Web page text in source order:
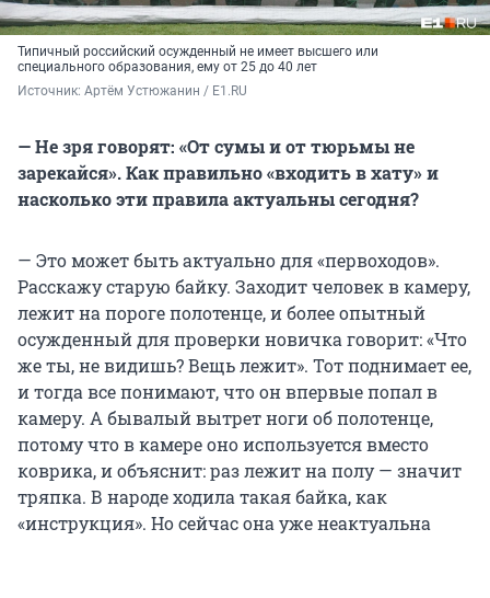
Типичный российский осужденный не имеет высшего или
специального образования, ему от 25 до 40 лет
Источник: Артём Устюжанин / E1.RU
— Не зря говорят: «От сумы и от тюрьмы не
зарекайся». Как правильно «входить в хату» и
насколько эти правила актуальны сегодня?
— Это может быть актуально для «первоходов».
Расскажу старую байку. Заходит человек в камеру,
лежит на пороге полотенце, и более опытный
осужденный для проверки новичка говорит: «Что
же ты, не видишь? Вещь лежит». Тот поднимает ее,
и тогда все понимают, что он впервые попал в
камеру. А бывалый вытрет ноги об полотенце,
потому что в камере оно используется вместо
коврика, и объяснит: раз лежит на полу — значит
тряпка. В народе ходила такая байка, как
«инструкция». Но сейчас она уже неактуальна